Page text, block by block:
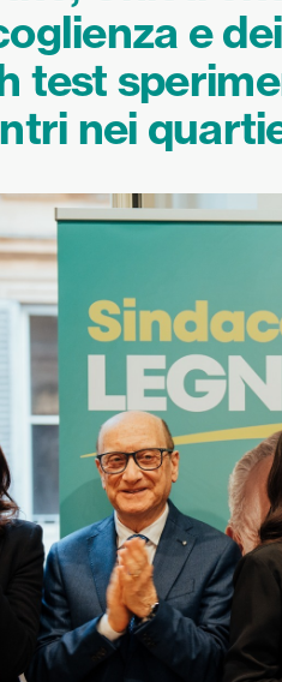
e
test
nei